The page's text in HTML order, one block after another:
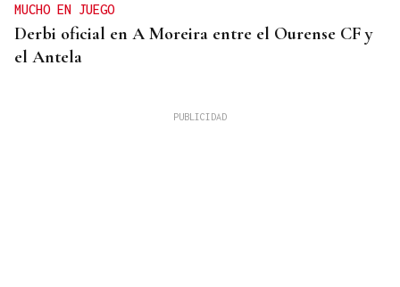
MUCHO EN JUEGO
Derbi oficial en A Moreira entre el Ourense CF y
el Antela